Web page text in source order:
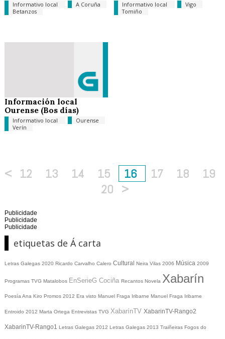
Informativo local
A Coruña
Betanzos
Informativo local
Vigo
Tomiño
Información local
Ourense (Bos días)
Informativo local
Ourense
Verín
< 12 13 14 15 16 17 18
19
20 >
Publicidade
Publicidade
Publicidade
etiquetas de Á carta
Letras Galegas 2020 Ricardo Carvalho Calero Cultural Neira Vilas 2006 Música 2009
Programas TVG Matalobos EnSerieG Cociña Recantos Novela Xabarín
Poesía Ana Kiro Promos 2012 Era visto Manuel Fraga Iribarne Manuel Fraga Iribarne
Entroido 2012 Marta Ortega Entrevistas TVG XabarínTV XabarinTV-Rango2
XabarinTV-Rango1 Letras Galegas 2012 Letras Galegas 2013 Traiñeiras Fogos do